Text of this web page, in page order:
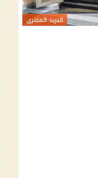
البريد المصري